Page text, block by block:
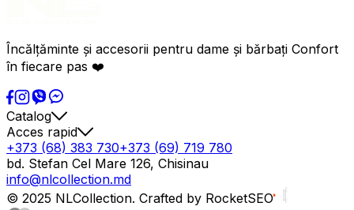
Încălțăminte și accesorii pentru dame și bărbați Confort
în fiecare pas ❤️
Catalog
Acces rapid
+373 (68) 383 730+373 (69) 719 780
bd. Stefan Cel Mare 126, Chisinau
info@nlcollection.md
© 2025 NLCollection. Crafted by RocketSEO